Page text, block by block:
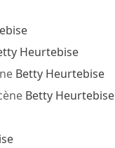
Heurtebise
Betty Heurtebise
Betty Heurtebise